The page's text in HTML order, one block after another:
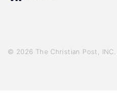
© 2026 The Christian Post, INC